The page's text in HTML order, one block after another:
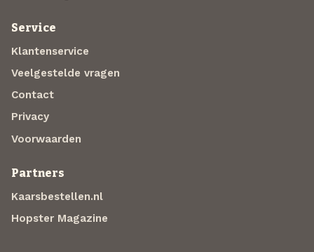
Service
Klantenservice
Veelgestelde vragen
Contact
Privacy
Voorwaarden
Partners
Kaarsbestellen.nl
Hopster Magazine